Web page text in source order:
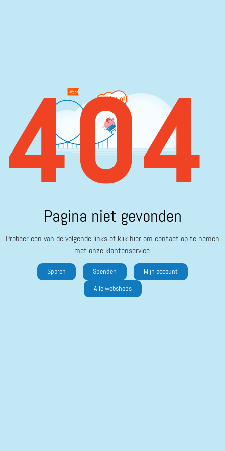
404
Pagina niet gevonden
Probeer een van de volgende links of klik hier om contact op te nemen
met onze klantenservice.
Sparen Spenden Mijn account
Alle webshops